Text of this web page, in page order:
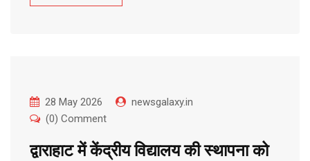
28 May 2026
newsgalaxy.in
(0) Comment
द्वाराहाट में केंद्रीय विद्यालय की स्थापना को